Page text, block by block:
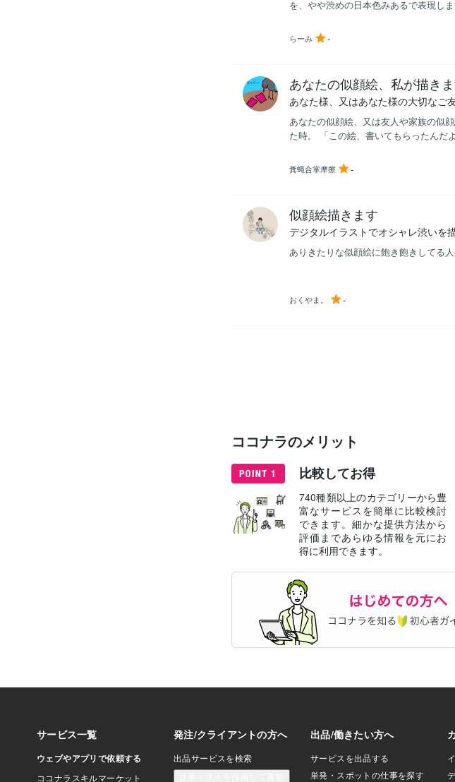
を、やや渋めの日本色みあるで表現しま
らーみ -
あなたの似顔絵、私が描き
あなた様、又はあなた様の大切なご
あなたの似顔絵、又は友人や家族の似
た時。 「この絵、書いてもらったんだ
糞蝿合掌摩擦 -
似顔絵描きます
デジタルイラストでオシャレ渋いを
ありきたりな似顔絵に飽き飽きしてる
おくやま。 -
ココナラのメリット
比較してお得
740種類以上のカテゴリーから豊
富なサービスを簡単に比較検討
できます。細かな提供方法から
評価まであらゆる情報を元にお
得に利用できます。